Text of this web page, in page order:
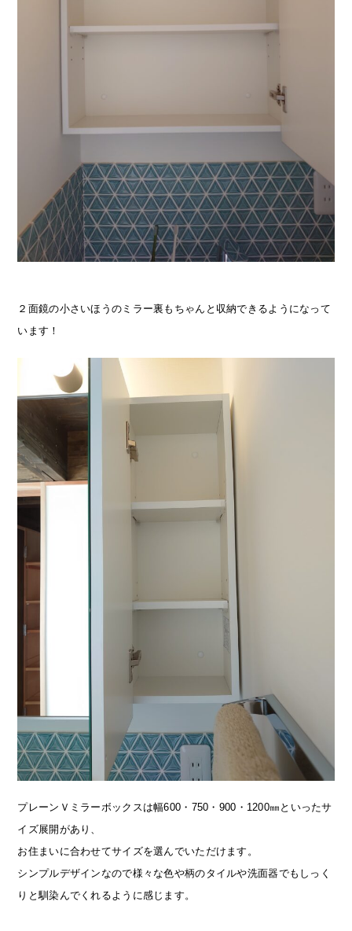
２面鏡の小さいほうのミラー裏もちゃんと収納できるようになって
います！
プレーンＶミラーボックスは幅600・750・900・1200㎜といったサ
イズ展開があり、
お住まいに合わせてサイズを選んでいただけます。
シンプルデザインなので様々な色や柄のタイルや洗面器でもしっく
りと馴染んでくれるように感じます。